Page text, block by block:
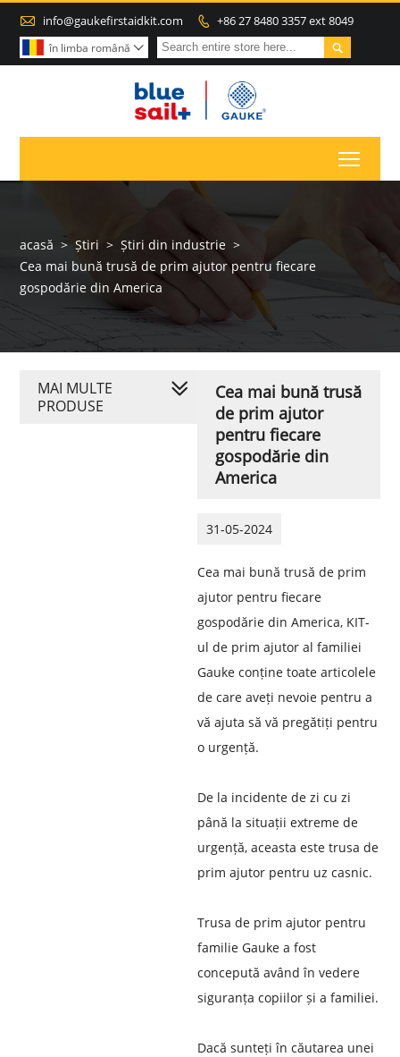
 info@gaukefirstaidkit.com  +86 27 8480 3357 ext 8049

în limba română 
acasă > Știri > Știri din industrie >
Cea mai bună trusă de prim ajutor pentru fiecare
gospodărie din America
Cea mai bună trusă
de prim ajutor
pentru fiecare
gospodărie din
America
31-05-2024
Cea mai bună trusă de prim
ajutor pentru fiecare
gospodărie din America, KIT-
ul de prim ajutor al familiei
Gauke conține toate articolele
de care aveți nevoie pentru a
vă ajuta să vă pregătiți pentru
o urgență.
De la incidente de zi cu zi
până la situații extreme de
urgență, aceasta este trusa de
prim ajutor pentru uz casnic.
Trusa de prim ajutor pentru
familie Gauke a fost
concepută având în vedere
siguranța copiilor și a familiei.
Dacă sunteți în căutarea unei
MAI MULTE
PRODUSE